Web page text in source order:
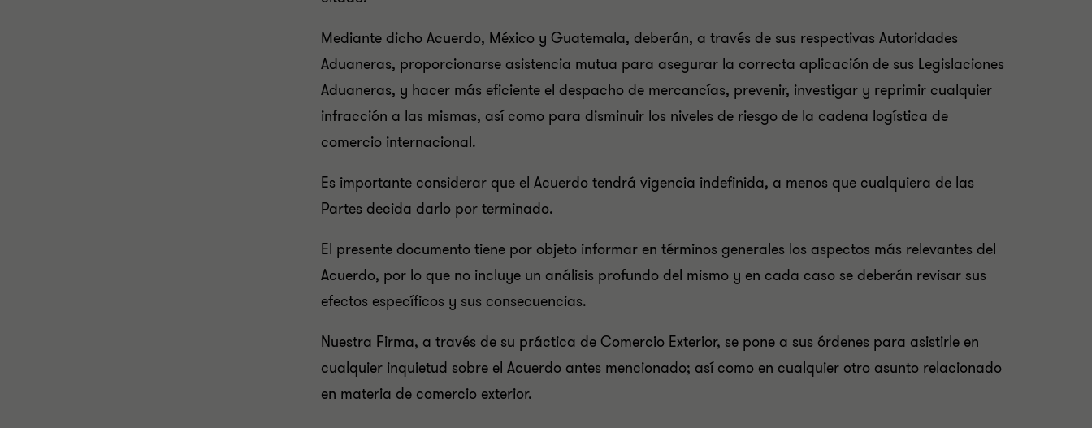
Mediante dicho Acuerdo, México y Guatemala, deberán, a través de sus respectivas Autoridades
Aduaneras, proporcionarse asistencia mutua para asegurar la correcta aplicación de sus Legislaciones
Aduaneras, y hacer más eficiente el despacho de mercancías, prevenir, investigar y reprimir cualquier
infracción a las mismas, así como para disminuir los niveles de riesgo de la cadena logística de
comercio internacional.
Es importante considerar que el Acuerdo tendrá vigencia indefinida, a menos que cualquiera de las
Partes decida darlo por terminado.
El presente documento tiene por objeto informar en términos generales los aspectos más relevantes del
Acuerdo, por lo que no incluye un análisis profundo del mismo y en cada caso se deberán revisar sus
efectos específicos y sus consecuencias.
Nuestra Firma, a través de su práctica de Comercio Exterior, se pone a sus órdenes para asistirle en
cualquier inquietud sobre el Acuerdo antes mencionado; así como en cualquier otro asunto relacionado
en materia de comercio exterior.